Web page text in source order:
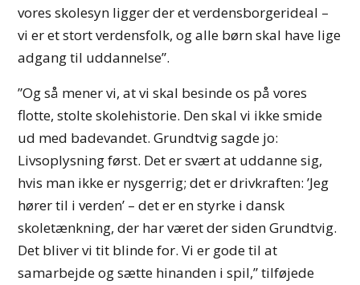
vores skolesyn ligger der et verdensborgerideal –
vi er et stort verdensfolk, og alle børn skal have lige
adgang til uddannelse”.
”Og så mener vi, at vi skal besinde os på vores
flotte, stolte skolehistorie. Den skal vi ikke smide
ud med badevandet. Grundtvig sagde jo:
Livsoplysning først. Det er svært at uddanne sig,
hvis man ikke er nysgerrig; det er drivkraften: ’Jeg
hører til i verden’ – det er en styrke i dansk
skoletænkning, der har været der siden Grundtvig.
Det bliver vi tit blinde for. Vi er gode til at
samarbejde og sætte hinanden i spil,” tilføjede